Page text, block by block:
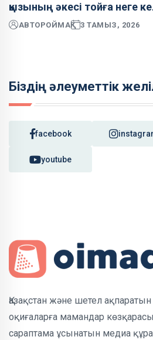
қызының әкесі тойға неге
АВТОРОЙМАҚ 3 ТАМЫЗ, 2026
Біздің әлеуметтік
facebook
youtube
Қазақстан және шетел ақпаратын
оқиғаларға мамандар
сараптама ұсынатын медиа